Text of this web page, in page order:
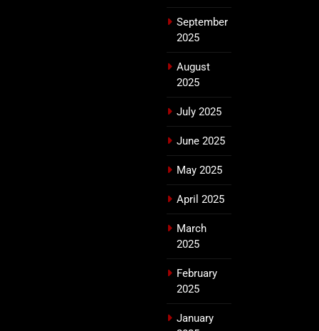
September
2025
August
2025
July 2025
June 2025
May 2025
April 2025
March
2025
February
2025
January